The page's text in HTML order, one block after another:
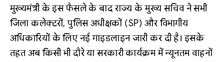
मुख्यमंत्री के इस फैसले के बाद राज्य के मुख्य सचिव ने सभी
जिला कलेक्टरों, पुलिस अधीक्षकों (SP) और विभागीय
अधिकारियों के लिए नई गाइडलाइन जारी कर दी है। इसके
तहत अब किसी भी दौरे या सरकारी कार्यक्रम में न्यूनतम वाहनों